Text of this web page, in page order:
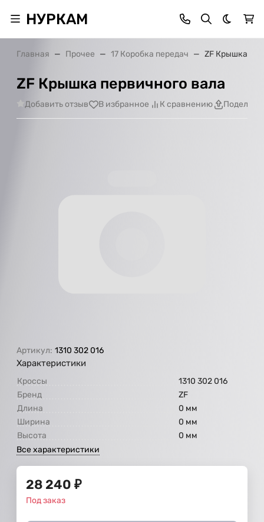
НУРКАМ Темная
Главная Прочее 17 Коробка передач ZF Крышка
ZF Крышка первичного вала
Добавить отзыв В избранное К сравнению
Артикул: 1310 302 016
Характеристики
Кроссы
1310 302 016
Бренд
ZF
Длина
0 мм
Ширина
0 мм
Высота
0 мм
Все характеристики
28 240 ₽
Под заказ